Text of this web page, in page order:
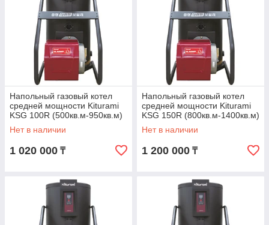
Напольный газовый котел
средней мощности Kiturami
KSG 100R (500кв.м-950кв.м)
Нет в наличии
1 020 000 ₸
Напольный газовый котел
средней мощности Kiturami
KSG 150R (800кв.м-1400кв.м)
Нет в наличии
1 200 000 ₸